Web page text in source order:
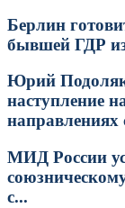
Берлин
бывшей ГДР
Юрий
наступление
направлениях
МИД России
с...